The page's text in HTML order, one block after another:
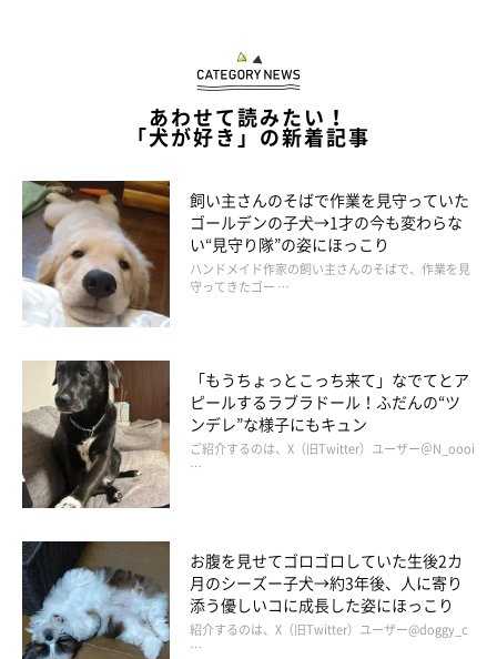
4才の現在は、“お嬢”という名がぴったりの
コに成長！
あわせて読みたい！
「犬が好き」の新着記事
飼い主さんのそばで作業を見守っていた
ゴールデンの子犬→1才の今も変わらな
い“見守り隊”の姿にほっこり
ハンドメイド作家の飼い主さんのそばで、作業を見
守ってきたゴー …
「もうちょっとこっち来て」なでてとア
ピールするラブラドール！ふだんの“ツ
ンデレ”な様子にもキュン
ご紹介するのは、X（旧Twitter）ユーザー＠N_oooi
…
お腹を見せてゴロゴロしていた生後2カ
月のシーズー子犬→約3年後、人に寄り
添う優しいコに成長した姿にほっこり
紹介するのは、X（旧Twitter）ユーザー@doggy_c
…